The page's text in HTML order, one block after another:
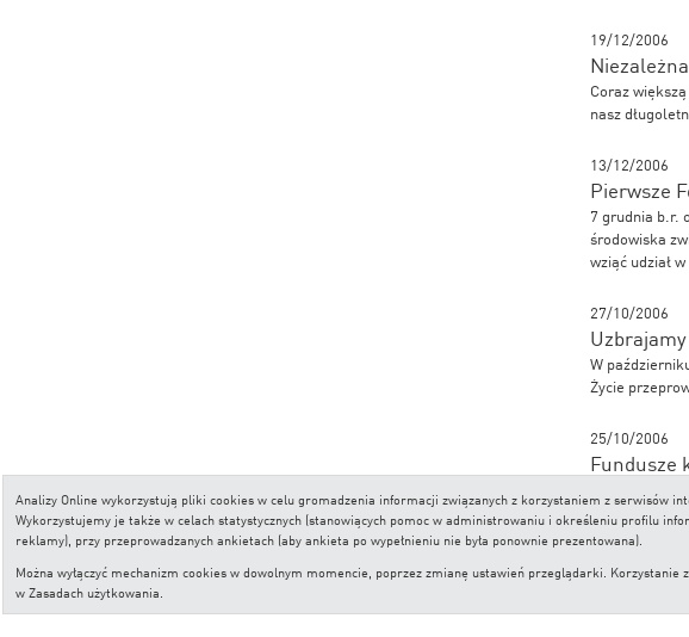
19/12/2006
Coraz
nasz
13/12/2006
Pierwsze
7 grudnia b.r.
środowiska
wziąć udział
27/10/2006
W
Życie
25/10/2006
Fundusze
„Pilnuj
którym
Analizy Online wykorzystują pliki cookies w celu gromadzenia informacji związanych z korzystaniem z serwisów
Wykorzystujemy je także w celach statystycznych (stanowiących pomoc w administrowaniu i określeniu profilu
reklamy), przy przeprowadzanych ankietach (aby ankieta po wypełnieniu nie była ponownie prezentowana).
Można wyłączyć mechanizm cookies w dowolnym momencie, poprzez zmianę ustawień przeglądarki.
wZasadach użytkowania